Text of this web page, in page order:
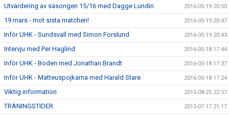
Utvärdering av säsongen 15/16 med Dagge Lundin 2016-05-19 20:50
19 mars - mot sista matchen! 2016-05-19 20:47
Inför UHK - Sundsvall med Simon Forslund 2016-05-19 20:43
Intervju med Per Haglind 2016-05-18 17:44
Inför UHK - Boden med Jonathan Brandt 2016-05-18 17:37
Inför UHK - Matteuspojkarna med Harald Stare 2016-05-18 17:24
Viktig information 2015-08-25 22:57
TRÄNINGSTIDER 2015-07-17 21:17